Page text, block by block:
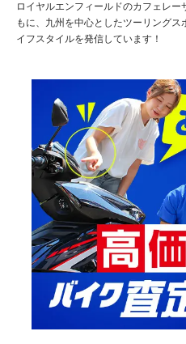
ロイヤルエンフィールドのカフェレ
もに、九州を中心としたツーリング
イフスタイルを発信しています！